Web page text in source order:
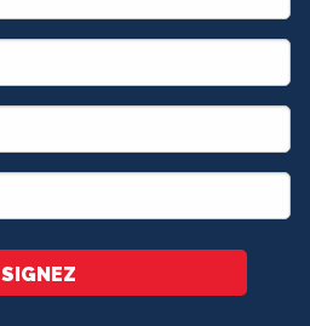
SIGNEZ